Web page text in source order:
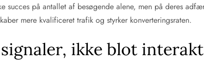
succes på antallet af besøgende alene, men på deres
mere kvalificeret trafik og styrker konverteringsraten.
ikke blot